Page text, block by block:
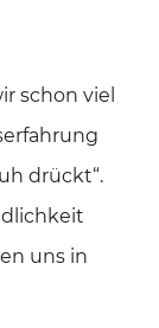
schon viel
drückt“.
uns in